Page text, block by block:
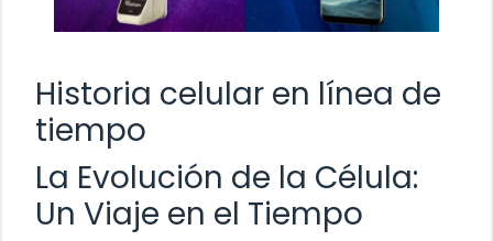
Historia celular en línea de
tiempo
La Evolución de la Célula:
Un Viaje en el Tiempo